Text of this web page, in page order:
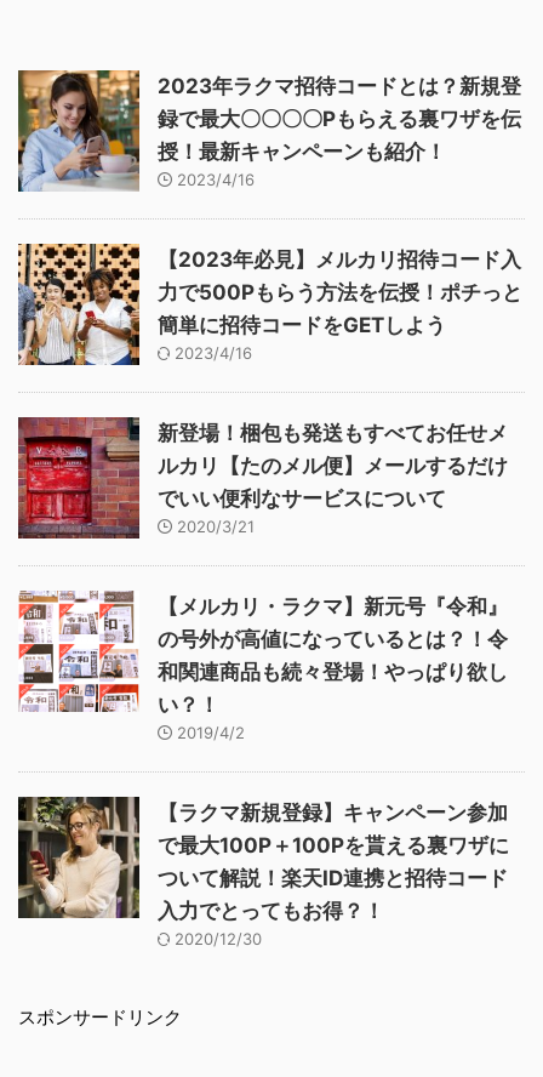
2023年ラクマ招待コードとは？新規登
録で最大〇〇〇〇Pもらえる裏ワザを伝
授！最新キャンペーンも紹介！
2023/4/16
【2023年必見】メルカリ招待コード入
力で500Pもらう方法を伝授！ポチっと
簡単に招待コードをGETしよう
2023/4/16
新登場！梱包も発送もすべてお任せメ
ルカリ【たのメル便】メールするだけ
でいい便利なサービスについて
2020/3/21
【メルカリ・ラクマ】新元号『令和』
の号外が高値になっているとは？！令
和関連商品も続々登場！やっぱり欲し
い？！
2019/4/2
【ラクマ新規登録】キャンペーン参加
で最大100P＋100Pを貰える裏ワザに
ついて解説！楽天ID連携と招待コード
入力でとってもお得？！
2020/12/30
スポンサードリンク